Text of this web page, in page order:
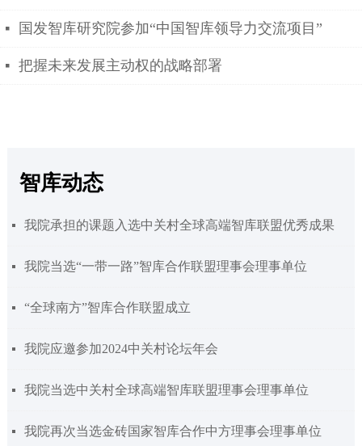
넷 国发智库研究院参加“中国智库领导力交流项目”
넷 把握未来发展主动权的战略部署
넷 我院承担的课题入选中关村全球高端智库联盟优秀成果
넷 我院当选“一带一路”智库合作联盟理事会理事单位
넷 “全球南方”智库合作联盟成立
넷 我院应邀参加2024中关村论坛年会
넷 我院当选中关村全球高端智库联盟理事会理事单位
넷 我院再次当选金砖国家智库合作中方理事会理事单位
智库动态